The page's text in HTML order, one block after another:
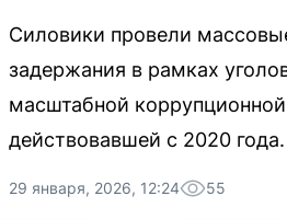
Силовики провели
задержания в рамках
масштабной
действовавшей с 2020 года.
29 января, 2026, 12:24 55